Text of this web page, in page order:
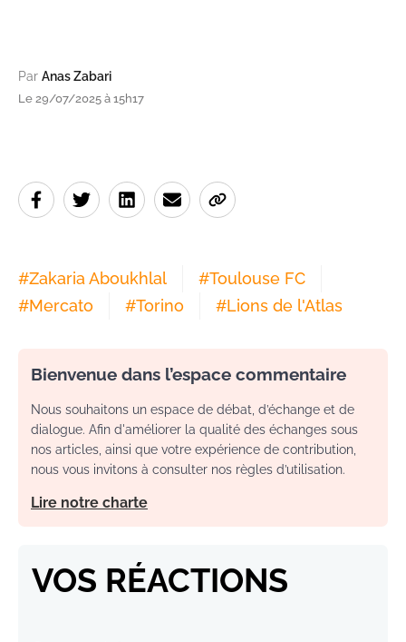
Par Anas Zabari
Le 29/07/2025 à 15h17
#Zakaria Aboukhlal #Toulouse FC
#Mercato #Torino #Lions de l'Atlas
Bienvenue dans l’espace commentaire
Nous souhaitons un espace de débat, d’échange et de
dialogue. Afin d'améliorer la qualité des échanges sous
nos articles, ainsi que votre expérience de contribution,
nous vous invitons à consulter nos règles d’utilisation.
Lire notre charte
VOS RÉACTIONS